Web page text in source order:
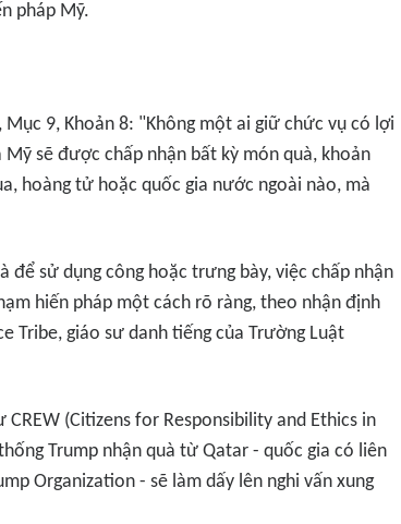
pháp Mỹ.
9, Khoản 8: "Không một ai giữ chức vụ có lợi
sẽ được chấp nhận bất kỳ món quà, khoản
hoàng tử hoặc quốc gia nước ngoài nào, mà
sử dụng công hoặc trưng bày, việc chấp nhận
hiến pháp một cách rõ ràng, theo nhận định
Tribe, giáo sư danh tiếng của Trường Luật
(Citizens for Responsibility and Ethics in
Trump nhận quà từ Qatar - quốc gia có liên
Organization - sẽ làm dấy lên nghi vấn xung